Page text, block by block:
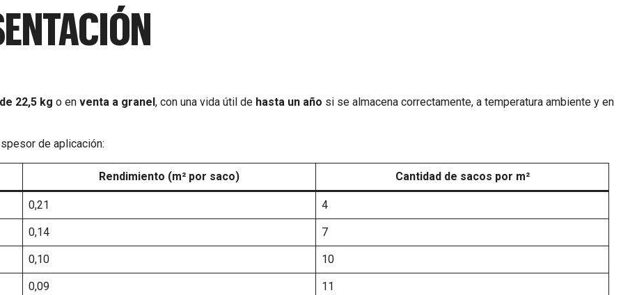
22,5 kg o en venta a granel, con una vida útil de hasta un año si se almacena correctamente, a temperatura ambiente y en
de aplicación:
Rendimiento (m² por saco) Cantidad de sacos por m²
0,21 4
0,14 7
0,10 10
0,09 11